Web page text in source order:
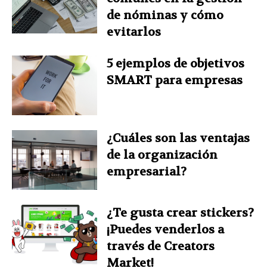
de nóminas y cómo
evitarlos
5 ejemplos de objetivos
SMART para empresas
¿Cuáles son las ventajas
de la organización
empresarial?
¿Te gusta crear stickers?
¡Puedes venderlos a
través de Creators
Market!